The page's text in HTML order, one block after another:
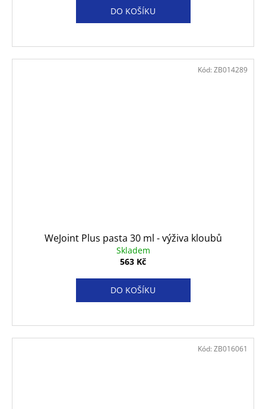
DO KOŠÍKU
WeJoint Plus pasta 30 ml - výživa kloubů
Skladem
563 Kč
DO KOŠÍKU
Kód: ZB014289
Kód: ZB016061